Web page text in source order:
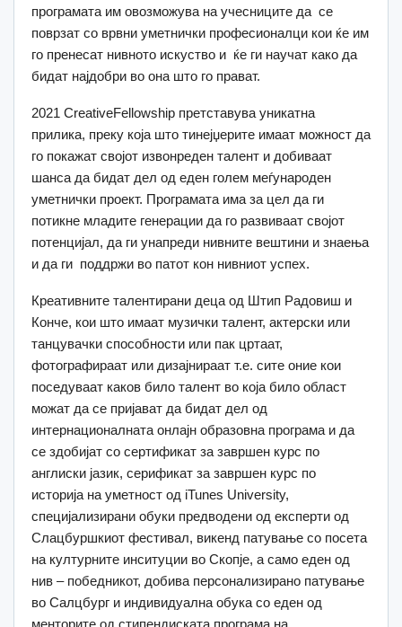
програмата им овозможува на учесниците да се
поврзат со врвни уметнички професионалци кои ќе им
го пренесат нивното искуство и ќе ги научат како да
бидат најдобри во она што го прават.
2021 CreativeFellowship претставува уникатна
прилика, преку која што тинејџерите имаат можност да
го покажат својот извонреден талент и добиваат
шанса да бидат дел од еден голем меѓународен
уметнички проект. Програмата има за цел да ги
потикне младите генерации да го развиваат својот
потенцијал, да ги унапреди нивните вештини и знаења
и да ги поддржи во патот кон нивниот успех.
Креативните талентирани деца од Штип Радовиш и
Конче, кои што имаат музички талент, актерски или
танцувачки способности или пак цртаат,
фотографираат или дизајнираат т.е. сите оние кои
поседуваат каков било талент во која било област
можат да се пријават да бидат дел од
интернационалната онлајн образовна програма и да
се здобијат со сертификат за завршен курс по
англиски јазик, серификат за завршен курс по
историја на уметност од iTunes University,
специјализирани обуки предводени од експерти од
Слацбуршкиот фестивал, викенд патување со посета
на културните инситуции во Скопје, а само еден од
нив – победникот, добива персонализирано патување
во Салцбург и индивидуална обука со еден од